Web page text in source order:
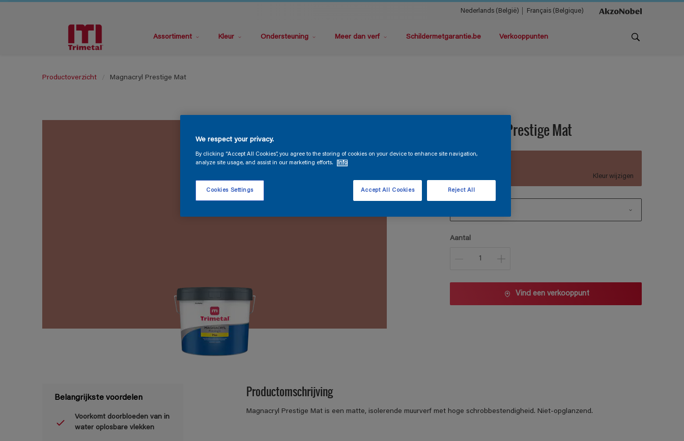
Nederlands (België) Français (Belgique)
Assortiment Kleur Ondersteuning Meer dan verf Schildermetgarantie.be Verkooppunten
Productoverzicht Magnacryl Prestige Mat
Magnacryl Prestige Mat
Kleur wijzigen
Aantal
Vind een verkooppunt
Belangrijkste voordelen
Voorkomt doorbloeden van in
water oplosbare vlekken
Productomschrijving
Magnacryl Prestige Mat is een matte, isolerende muurverf met hoge schrobbestendigheid. Niet-opglanzend.
We respect your privacy.
By clicking “Accept All Cookies”, you agree to the storing of cookies on your device to enhance site navigation,
analyze site usage, and assist in our marketing efforts.
Info
Cookies Settings Reject All
Accept All Cookies